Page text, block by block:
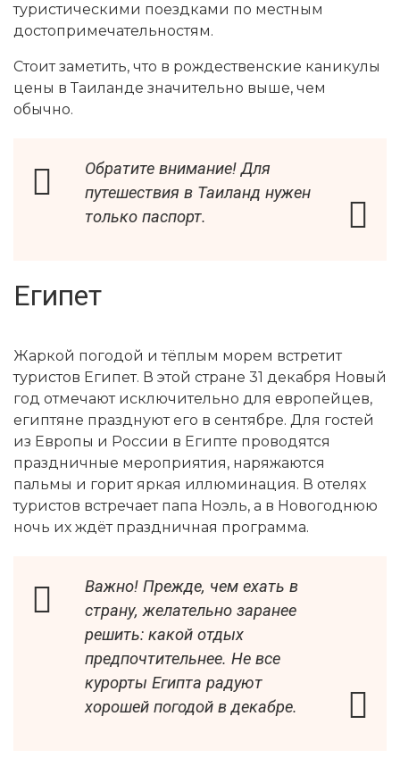
туристическими поездками по местным
достопримечательностям.
Стоит заметить, что в рождественские каникулы
цены в Таиланде значительно выше, чем
обычно.
Обратите внимание! Для
путешествия в Таиланд нужен
только паспорт.
Египет
Жаркой погодой и тёплым морем встретит
туристов Египет. В этой стране 31 декабря Новый
год отмечают исключительно для европейцев,
египтяне празднуют его в сентябре. Для гостей
из Европы и России в Египте проводятся
праздничные мероприятия, наряжаются
пальмы и горит яркая иллюминация. В отелях
туристов встречает папа Ноэль, а в Новогоднюю
ночь их ждёт праздничная программа.
Важно! Прежде, чем ехать в
страну, желательно заранее
решить: какой отдых
предпочтительнее. Не все
курорты Египта радуют
хорошей погодой в декабре.